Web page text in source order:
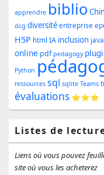
de
widget
pour
la
barre
latérale
apprendre biblio
dcg diversité entreprise
H5P html IA inclusion
online pdf pedagogy
Python
ressources sql sqlite Teams
évaluations ⭐⭐⭐
Listes de
Liens où vous pouvez
site où vous les acheterez